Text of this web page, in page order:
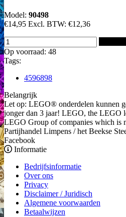
Model: 90498
€14,95 Excl. BTW: €12,36
Op voorraad: 48
Tags:
4596898
Belangrijk
Let op: LEGO® onderdelen kunnen
jonger dan 3 jaar! LEGO, the LEGO
LEGO Group of companies which is
Partijhandel Limpens / het Beekse
Facebook
Informatie
Bedrijfsinformatie
Over ons
Privacy
Disclaimer / Juridisch
Algemene voorwaarden
Betaalwijzen